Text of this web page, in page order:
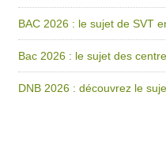
BAC 2026 : le sujet de SVT
Bac 2026 : le sujet des
DNB 2026 : découvrez le